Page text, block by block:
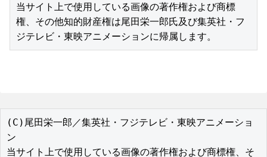
当サイト上で使用している画像の著作権および商標
権、その他知的財産権は尾田栄一郎氏及び集英社・フ
ジテレビ・東映アニメーションに帰属します。
(C)尾田栄一郎／集英社・フジテレビ・東映アニメーショ
ン
当サイト上で使用している画像の著作権および商標権、そ